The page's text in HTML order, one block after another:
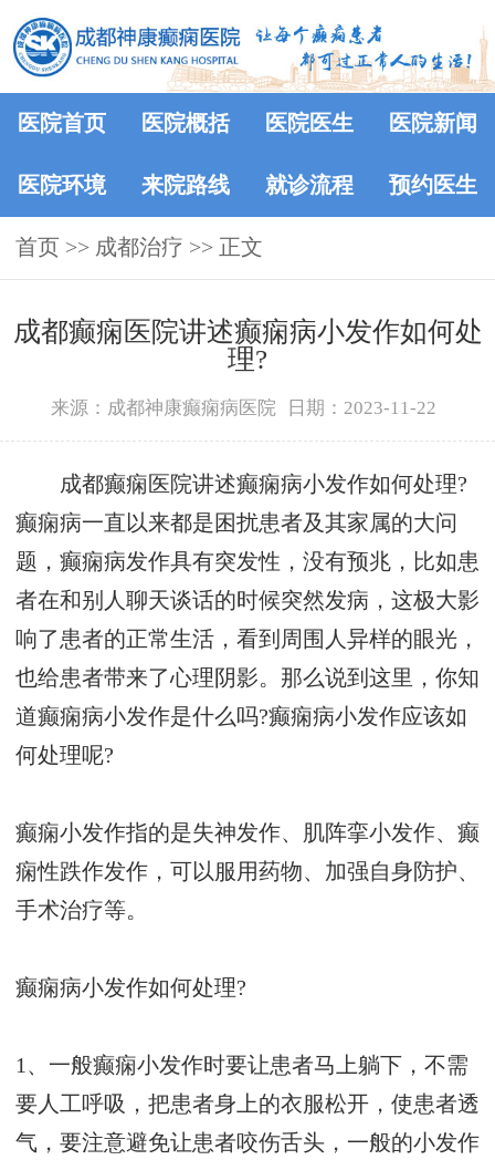
医院首页 医院概括 医院医生 医院新闻
医院环境 来院路线 就诊流程 预约医生
首页 >> 成都治疗 >> 正文
成都癫痫医院讲述癫痫病小发作如何处
理?
来源：成都神康癫痫病医院 日期：2023-11-22
成都癫痫医院讲述癫痫病小发作如何处理?
癫痫病一直以来都是困扰患者及其家属的大问
题，癫痫病发作具有突发性，没有预兆，比如患
者在和别人聊天谈话的时候突然发病，这极大影
响了患者的正常生活，看到周围人异样的眼光，
也给患者带来了心理阴影。那么说到这里，你知
道癫痫病小发作是什么吗?癫痫病小发作应该如
何处理呢?
癫痫小发作指的是失神发作、肌阵挛小发作、癫
痫性跌作发作，可以服用药物、加强自身防护、
手术治疗等。
癫痫病小发作如何处理?
1、一般癫痫小发作时要让患者马上躺下，不需
要人工呼吸，把患者身上的衣服松开，使患者透
气，要注意避免让患者咬伤舌头，一般的小发作